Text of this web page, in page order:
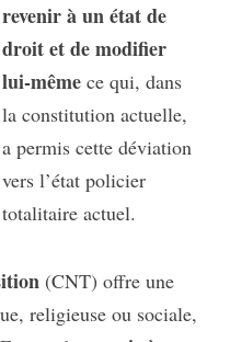
revenir à un état de
droit et de modifier
lui-mêmece qui, dans
la constitution actuelle,
a permis cette déviation
vers l’état policier
totalitaire actuel.
(CNT) offre une
religieuse ou sociale,